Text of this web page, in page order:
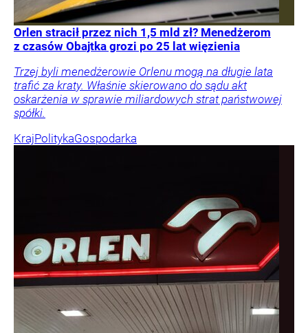
Orlen stracił przez nich 1,5 mld zł? Menedżerom
z czasów Obajtka grozi po 25 lat więzienia
Trzej byli menedżerowie Orlenu mogą na długie lata
trafić za kraty. Właśnie skierowano do sądu akt
oskarżenia w sprawie miliardowych strat państwowej
spółki.
KrajPolitykaGospodarka